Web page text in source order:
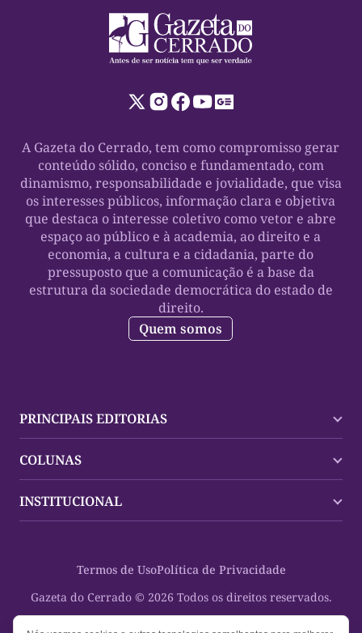
A Gazeta do Cerrado, tem como compromisso gerar
conteúdo sólido, conciso e fundamentado, com
dinamismo, responsabilidade e jovialidade, que visa
os interesses públicos, informação clara e objetiva
que destaca o interesse coletivo como vetor e abre
espaço ao público e à academia, ao direito e a
economia, a cultura e a cidadania, parte do
pressuposto que a comunicação é a base da
estrutura da sociedade democrática do estado de
direito.
Quem somos
PRINCIPAIS EDITORIAS
Palmas
Mundo
Oportunidades
Cultura
Saúde
COLUNAS
Policial
Planeta Vivo
Espaço Cidadania
Turistando Gazeta
INSTITUCIONAL
Gazeta do Cerrado © 2026 Todos os direitos reservados.
Termos de UsoPolítica de Privacidade